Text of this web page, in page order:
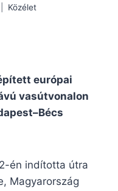
Közélet
európai
vasútvonalon
én indította útra
Magyarország